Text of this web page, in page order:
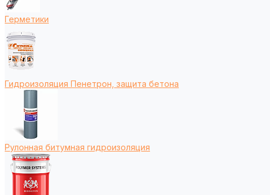
Герметики
Гидроизоляция Пенетрон, защита бетона
Рулонная битумная гидроизоляция